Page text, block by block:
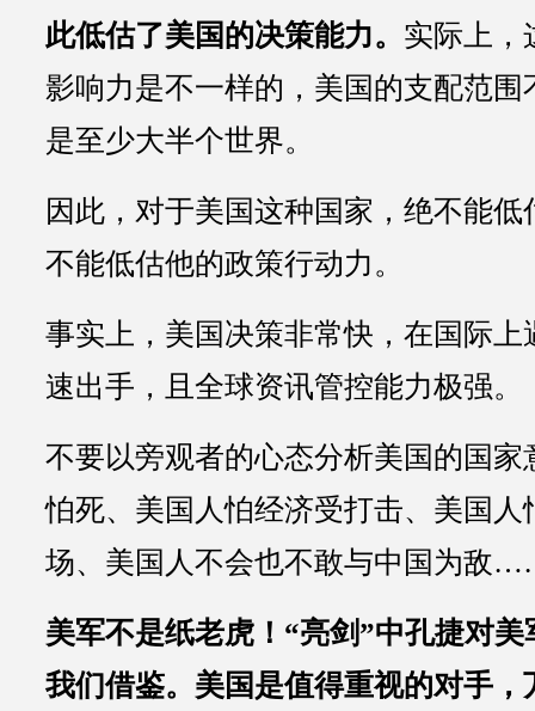
此低估了美国的决策能力。 实际上，
影响力是不一样的，美国的支配范围
是至少大半个世界。
因此，对于美国这种国家，绝不能
不能低估他的政策行动力。
事实上，美国决策非常快，在国际上
速出手，且全球资讯管控能力极强。
不要以旁观者的心态分析美国的国
怕死、美国人怕经济受打击、美国人
场、美国人不会也不敢与中国为敌
美军不是纸老虎！“亮剑”中孔捷对
我们借鉴。美国是值得重视的对手，